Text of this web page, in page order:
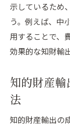
示しているため
う。例えば、中
用することで、
効果的な知財輸
知的財産
法
知的財産輸出の